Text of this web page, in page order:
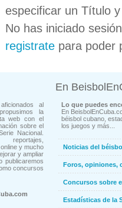
especificar un Título
No has iniciado
registrate para poder
al
la
web con el
sobre el
Nacional.
reportajes,
y mucho
y ampliar
publicaremos
concursos
En
Lo que puedes
En
béisbol cubano,
los juegos y más...
Noticias del
Foros, opiniones,
Concursos sobre
Estadísticas de la